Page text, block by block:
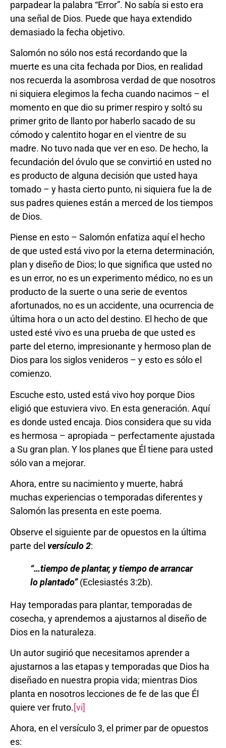
parpadear la palabra “Error”. No sabía si esto era
una señal de Dios. Puede que haya extendido
demasiado la fecha objetivo.
Salomón no sólo nos está recordando que la
muerte es una cita fechada por Dios, en realidad
nos recuerda la asombrosa verdad de que nosotros
ni siquiera elegimos la fecha cuando nacimos – el
momento en que dio su primer respiro y soltó su
primer grito de llanto por haberlo sacado de su
cómodo y calentito hogar en el vientre de su
madre. No tuvo nada que ver en eso. De hecho, la
fecundación del óvulo que se convirtió en usted no
es producto de alguna decisión que usted haya
tomado – y hasta cierto punto, ni siquiera fue la de
sus padres quienes están a merced de los tiempos
de Dios.
Piense en esto – Salomón enfatiza aquí el hecho
de que usted está vivo por la eterna determinación,
plan y diseño de Dios; lo que significa que usted no
es un error, no es un experimento médico, no es un
producto de la suerte o una serie de eventos
afortunados, no es un accidente, una ocurrencia de
última hora o un acto del destino. El hecho de que
usted esté vivo es una prueba de que usted es
parte del eterno, impresionante y hermoso plan de
Dios para los siglos venideros – y esto es sólo el
comienzo.
Escuche esto, usted está vivo hoy porque Dios
eligió que estuviera vivo. En esta generación. Aquí
es donde usted encaja. Dios considera que su vida
es hermosa – apropiada – perfectamente ajustada
a Su gran plan. Y los planes que Él tiene para usted
sólo van a mejorar.
Ahora, entre su nacimiento y muerte, habrá
muchas experiencias o temporadas diferentes y
Salomón las presenta en este poema.
Observe el siguiente par de opuestos en la última
parte del versículo 2:
“…tiempo de plantar, y tiempo de arrancar
lo plantado”(Eclesiastés 3:2b).
Hay temporadas para plantar, temporadas de
cosecha, y aprendemos a ajustarnos al diseño de
Dios en la naturaleza.
Un autor sugirió que necesitamos aprender a
ajustarnos a las etapas y temporadas que Dios ha
diseñado en nuestra propia vida; mientras Dios
planta en nosotros lecciones de fe de las que Él
quiere ver fruto.[vi]
Ahora, en el versículo 3, el primer par de opuestos
es: